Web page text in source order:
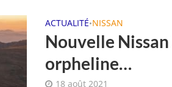
ACTUALITÉ•NISSAN
Nouvelle Nissan
orpheline…
18 août 2021